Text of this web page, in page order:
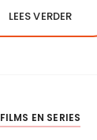
LEES VERDER
FILMS EN SERIES